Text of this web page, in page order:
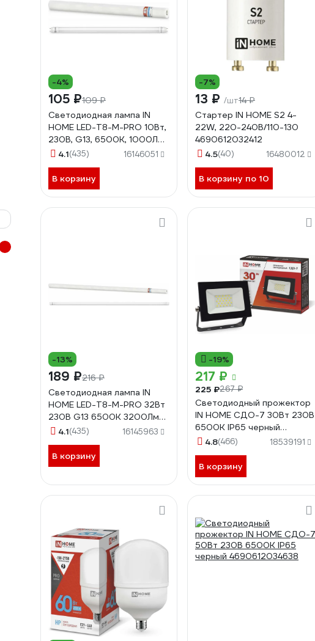
-4%
105 ₽109 ₽
Светодиодная лампа IN
HOME LED-T8-М-PRO 10Вт,
230В, G13, 6500К, 1000Лм,
600мм, матовая,
4690612030906
4.1(435) 16146051
В корзину
-7%
13 ₽ /шт14 ₽
Стартер IN HOME S2 4-
22W, 220-240В/110-130
4690612032412
4.5(40) 16480012
В корзину по 10
-13%
189 ₽216 ₽
Светодиодная лампа IN
HOME LED-T8-М-PRO 32Вт
230В G13 6500К 3200Лм
1500мм матовая
4.1(435) 16145963
В корзину
-19%
217 ₽
225 ₽267 ₽
Светодиодный прожектор
IN HOME СДО-7 30Вт 230В
6500К IP65 черный
4690612034621
4.8(466) 18539191
В корзину